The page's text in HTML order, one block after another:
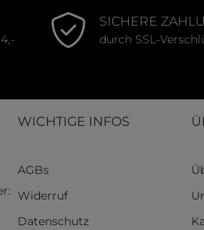
SICHERE
durch SSL-
WICHTIGE INFOS
AGBs
Widerruf
Datenschutz